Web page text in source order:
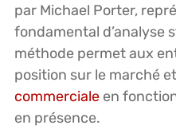
par Michael Porter,
fondamental d’analyse
méthode permet aux
position sur le marché et
commerciale en
en présence.